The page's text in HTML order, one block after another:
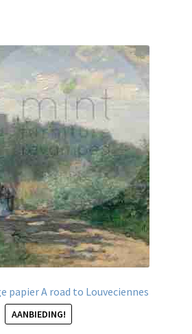
Deze
optie
kan
gekozen
worden
op
de
productpagina
papier A road to Louveciennes
AANBIEDING!